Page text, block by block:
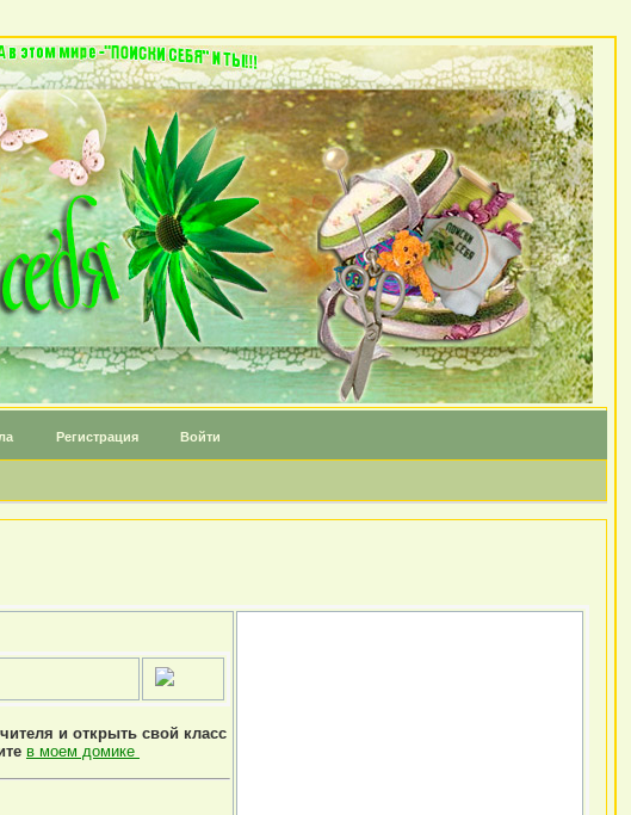
Регистрация Войти
и открыть свой класс
в моем домике